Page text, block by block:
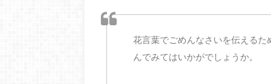
花言葉でごめんなさいを伝える
んでみてはいかがでしょうか。